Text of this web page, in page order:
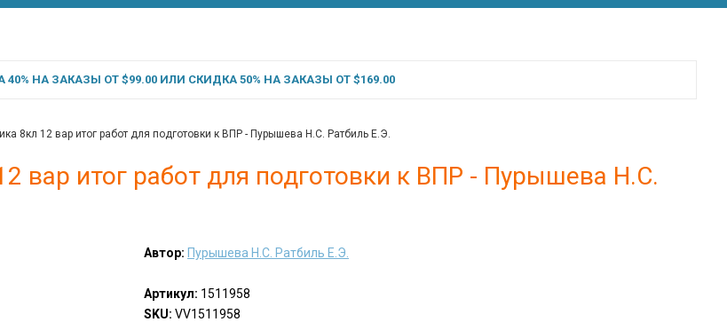
НА ЗАКАЗЫ ОТ $99.00 ИЛИ СКИДКА 50% НА ЗАКАЗЫ ОТ $169.00
8кл 12 вар итог работ для подготовки к ВПР - Пурышева Н.С. Ратбиль Е.Э.
вар итог работ для подготовки к ВПР - Пурышева Н.С.
Автор: Пурышева Н.С. Ратбиль Е.Э.
Артикул: 1511958
SKU: VV1511958